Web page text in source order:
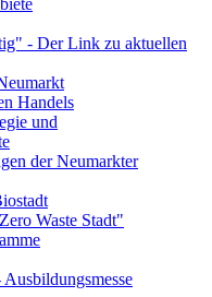
- Der Link zu aktuellen
Handels
und
der Neumarkter
Waste Stadt"